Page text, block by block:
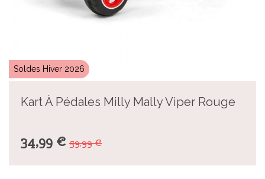
Soldes Hiver 2026
Kart À Pédales Milly Mally Viper Rouge
34,99 € 59,99 €